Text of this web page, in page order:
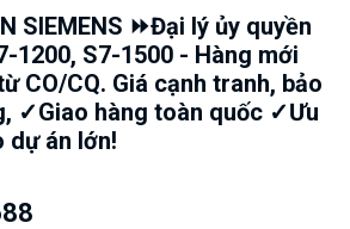
SIEMENS ⏩Đại lý ủy quyền
1200, S7-1500 - Hàng mới
CO/CQ. Giá cạnh tranh, bảo
✓Giao hàng toàn quốc ✓Ưu
dự án lớn!